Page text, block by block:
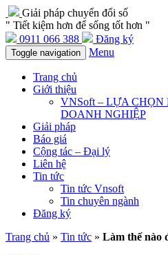
Giải pháp chuyển đổi số
" Tiết kiệm hơn để sống tốt hơn "
0911 066 388
Đăng ký
Toggle navigation Menu
Trang chủ
Giới thiệu
VNSoft – LỰA
DOANH NGHIỆP
Giải pháp
Báo giá
Cộng tác – Đại lý
Liên hệ
Tin tức
Tin tức Vnsoft
Tin chuyên ngành
Đăng ký
Trang chủ » Tin tức » Làm thế nào